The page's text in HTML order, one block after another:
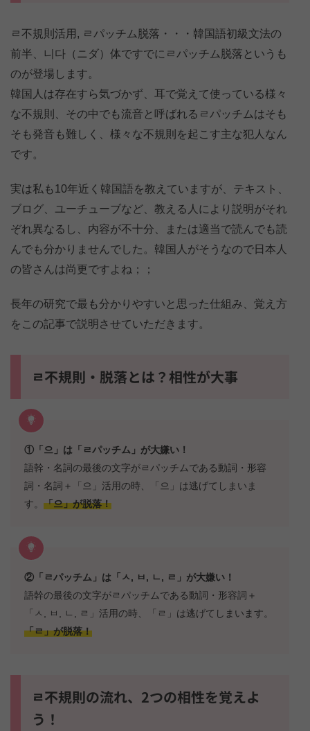
ㄹ不規則活用, ㄹパッチム脱落・・・韓国語初級文法の
前半、니다（ニダ）体ですでにㄹパッチム脱落というも
のが登場します。
韓国人は存在すら気づかず、耳で覚えて使っている様々
な不規則、その中でも流音と呼ばれるㄹパッチムはそも
そも発音も難しく、様々な不規則を起こす主な犯人なん
です。
実は私も10年近く韓国語を教えていますが、テキスト、
ブログ、ユーチューブなど、教える人により説明がそれ
ぞれ異なるし、内容が不十分、または適当で読んでも読
んでも分かりませんでした。韓国人がそうなので日本人
の皆さんは尚更ですよね；；
長年の研究で最も分かりやすいと思った仕組み、覚え方
をこの記事で説明させていただきます。
ㄹ不規則・脱落とは？相性が大事
①「으」は「ㄹパッチム」が大嫌い！
語幹・名詞の最後の文字がㄹパッチムである動詞・形容
詞・名詞＋「으」活用の時、「으」は逃げてしまいま
す。 「으」が脱落！
②「ㄹパッチム」は「ㅅ, ㅂ, ㄴ, ㄹ」が大嫌い！
語幹の最後の文字がㄹパッチムである動詞・形容詞＋
「ㅅ, ㅂ, ㄴ, ㄹ」活用の時、「ㄹ」は逃げてしまいます。
「ㄹ」が脱落！
ㄹ不規則の流れ、2つの相性を覚えよ
う！